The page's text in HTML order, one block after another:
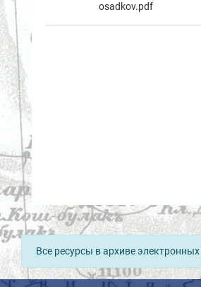
osadkov.pdf
Все ресурсы в архиве